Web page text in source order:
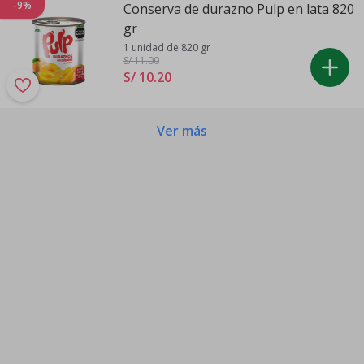
-9%
Conserva de durazno Pulp en lata 820
gr
1 unidad de 820 gr
S/ 11.00
S/ 10.20
Ver más